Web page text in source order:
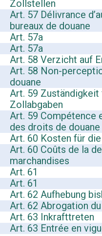
Zollstellen
Art. 57 Délivrance
bureaux de douane
Art. 57a
Art. 57a
Art. 58 Verzicht auf
Art. 58 Non-
douane
Art. 59 Zuständigkeit
Zollabgaben
Art. 59 Compétence
des droits de douane
Art. 60 Kosten für
Art. 60 Coûts de la
marchandises
Art. 61
Art. 61
Art. 62 Aufhebung
Art. 62 Abrogation
Art. 63 Inkrafttreten
Art. 63 Entrée en